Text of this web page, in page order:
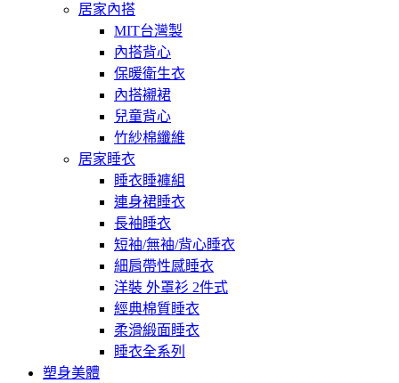
居家內搭
MIT台灣製
內搭背心
保暖衛生衣
內搭襯裙
兒童背心
竹紗棉纖維
居家睡衣
睡衣睡褲組
連身裙睡衣
長袖睡衣
短袖/無袖/背心睡衣
細肩帶性感睡衣
洋裝 外罩衫 2件式
經典棉質睡衣
柔滑緞面睡衣
睡衣全系列
塑身美體